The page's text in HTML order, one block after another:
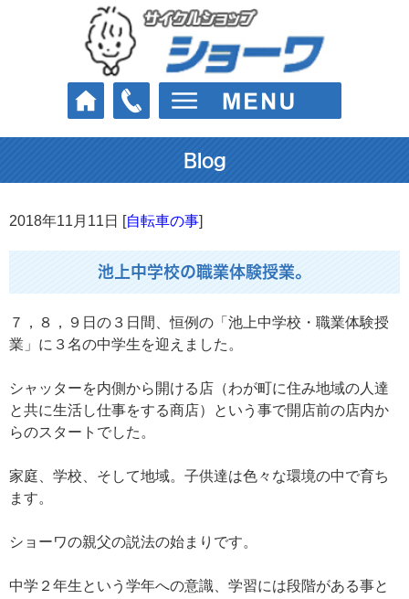
Blog
2018年11月11日 [自転車の事]
池上中学校の職業体験授業。
７，８，９日の３日間、恒例の「池上中学校・職業体験授
業」に３名の中学生を迎えました。
シャッターを内側から開ける店（わが町に住み地域の人達
と共に生活し仕事をする商店）という事で開店前の店内か
らのスタートでした。
家庭、学校、そして地域。子供達は色々な環境の中で育ち
ます。
ショーワの親父の説法の始まりです。
中学２年生という学年への意識、学習には段階がある事と